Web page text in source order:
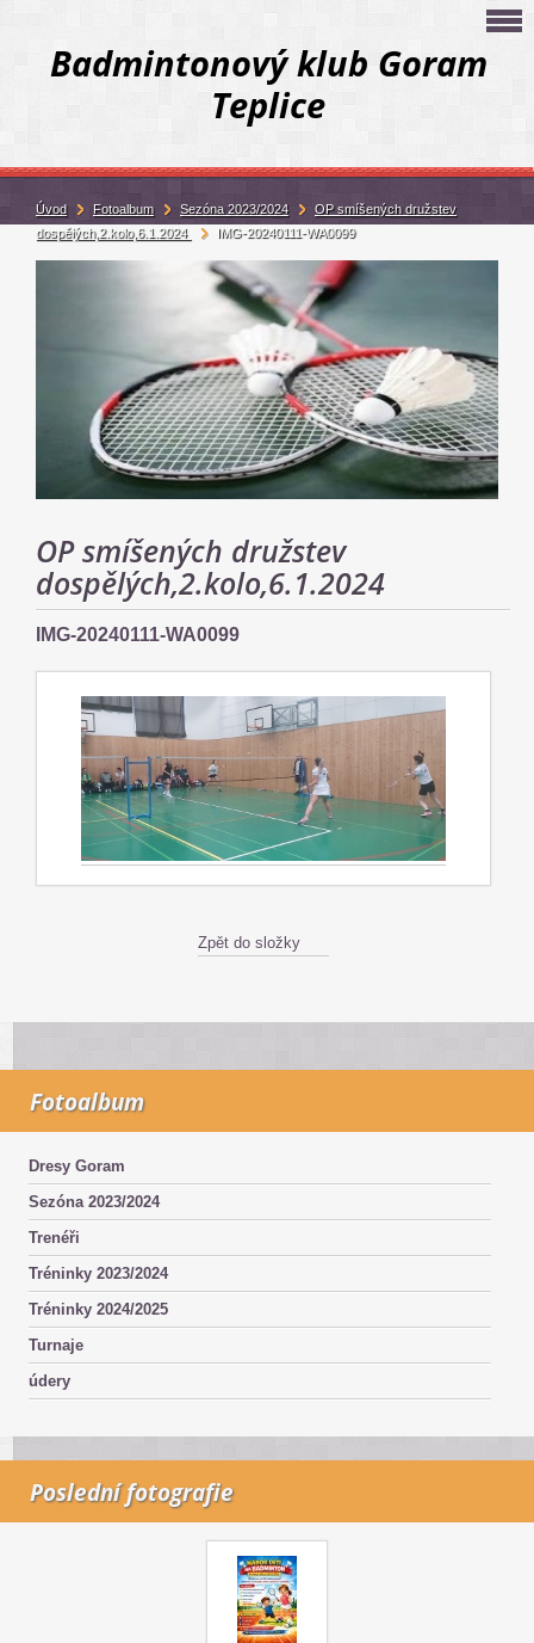
Badmintonový klub Goram
Teplice
OP smíšených družstev
dospělých,2.kolo,6.1.2024
IMG-20240111-WA0099
Zpět do složky
Fotoalbum
Dresy Goram
Sezóna 2023/2024
Trenéři
Tréninky 2023/2024
Tréninky 2024/2025
Turnaje
údery
Poslední fotografie
Úvod Fotoalbum Sezóna 2023/2024
OP smíšených družstev
dospělých,2.kolo,6.1.2024
IMG-20240111-WA0099